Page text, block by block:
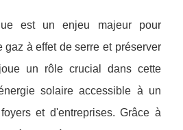
est un enjeu majeur pour
gaz à effet de serre et préserver
un rôle crucial dans cette
solaire accessible à un
et d'entreprises. Grâce à